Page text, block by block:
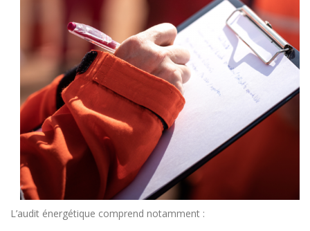
L’audit énergétique comprend notamment :